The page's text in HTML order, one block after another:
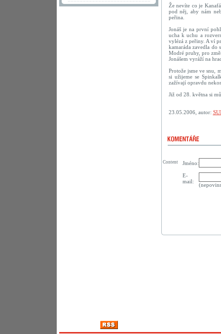
Že nevíte co je
pod něj, aby nám
peřina.
Jonáš je na první
ucha k uchu a
vylézá z peřiny. A ví
kamaráda zavedla do
Modré pruhy, pro
Jonášem vyráží na
Protože jsme ve snu,
si užijeme se
zažívají opravdu
Již od 28. května si
23.05.2006, autor:
Jméno:
E-
mail:
Content